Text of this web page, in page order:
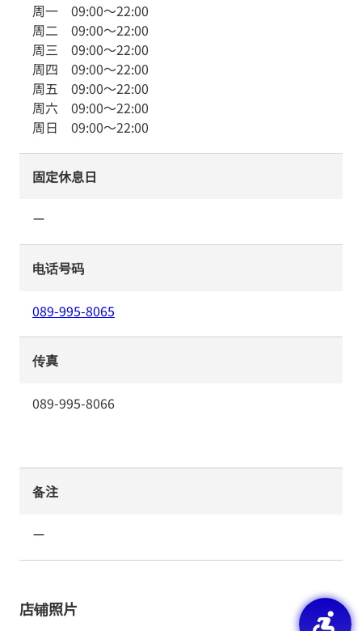
周一 09:00～22:00
周二 09:00～22:00
周三 09:00～22:00
周四 09:00～22:00
周五 09:00～22:00
周六 09:00～22:00
周日 09:00～22:00
固定休息日
ー
电话号码
089-995-8065
传真
089-995-8066
备注
ー
店铺照片